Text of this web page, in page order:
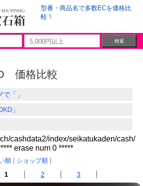
型番・商品名で多数ECを価格比
較！
価格比較
「」
」
cashdata2/index/seikatukaden/cash/
erase num 0 *****
順 ショップ順
1 2 3